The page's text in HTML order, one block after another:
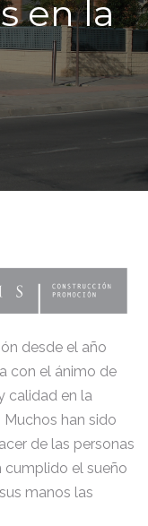
en la
desde el año
con el ánimo de
calidad en la
han sido
de las personas
cumplido el sueño
manos las